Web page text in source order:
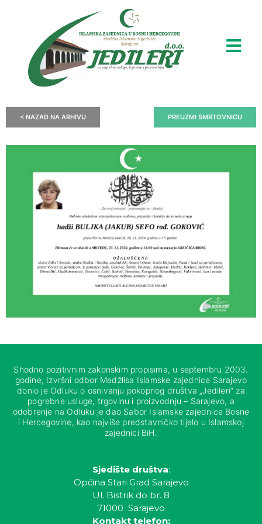
< NAZAD NA ARHIVU PREUZMI SMRTOVNICU
Shodno pozitivnim zakonskim propisima, u septembru 2003.
godine, Izvršni odbor Medžlisa Islamske zajednice Sarajevo
donio je Odluku o osnivanju pokopnog društva „Jedileri“ za
pogrebne usluge, trgovinu i proizvodnju – Sarajevo, a
odobrenje na Odluku je dao Sabor Islamske zajednice Bosne
i Hercegovine, kao najviše predstavničko tijelo u Islamskoj
zajednici BiH.
Sjedište društva:
Općina Stari Grad Sarajevo
Ul. Bistrik do br. 8
71000 Sarajevo
Kontakt telefon: